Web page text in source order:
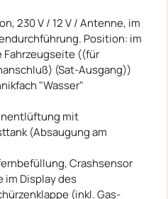
230 V / 12 V / Antenne, im
Position: im
((für
(Sat-Ausgang))
"Wasser"
mit
(Absaugung am
Crashsensor
im Display des
(inkl. Gas-